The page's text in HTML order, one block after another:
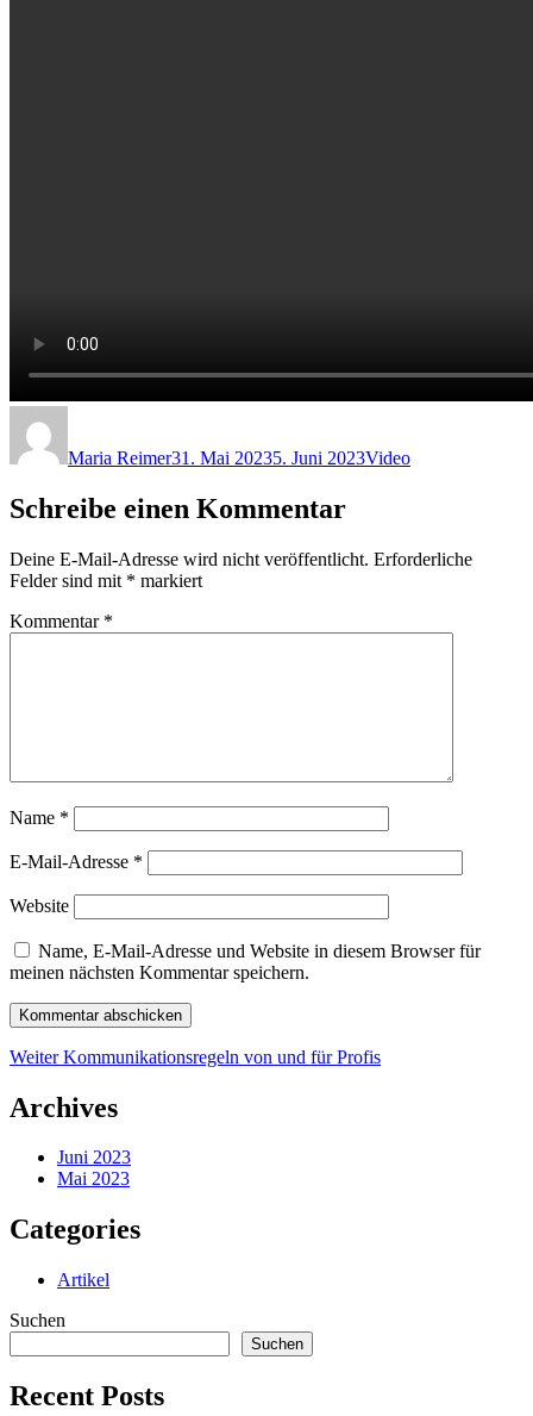
Maria Reimer31. Mai 20235. Juni 2023Video
Schreibe einen Kommentar
Deine E-Mail-Adresse wird nicht veröffentlicht. Erforderliche
Felder sind mit * markiert
Kommentar *
Name *
E-Mail-Adresse *
Website
Name, E-Mail-Adresse und Website in diesem Browser für
meinen nächsten Kommentar speichern.
Beitragsnavigation
Weiter Nächster
Kommunikationsregeln von und für Profis
Archives
Juni 2023
Mai 2023
Categories
Artikel
Suchen
Suchen
Recent Posts